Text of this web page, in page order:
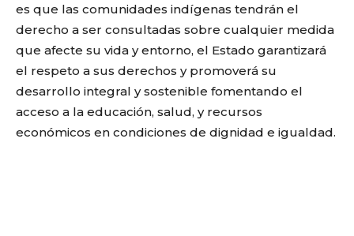
es que las comunidades indígenas tendrán el
derecho a ser consultadas sobre cualquier medida
que afecte su vida y entorno, el Estado garantizará
el respeto a sus derechos y promoverá su
desarrollo integral y sostenible fomentando el
acceso a la educación, salud, y recursos
económicos en condiciones de dignidad e igualdad.